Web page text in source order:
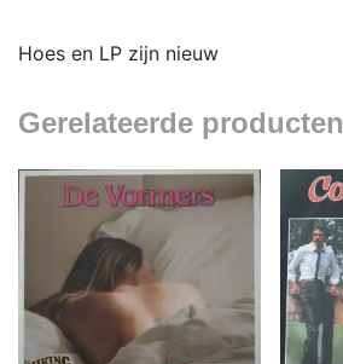
Hoes en LP zijn nieuw
Gerelateerde producten